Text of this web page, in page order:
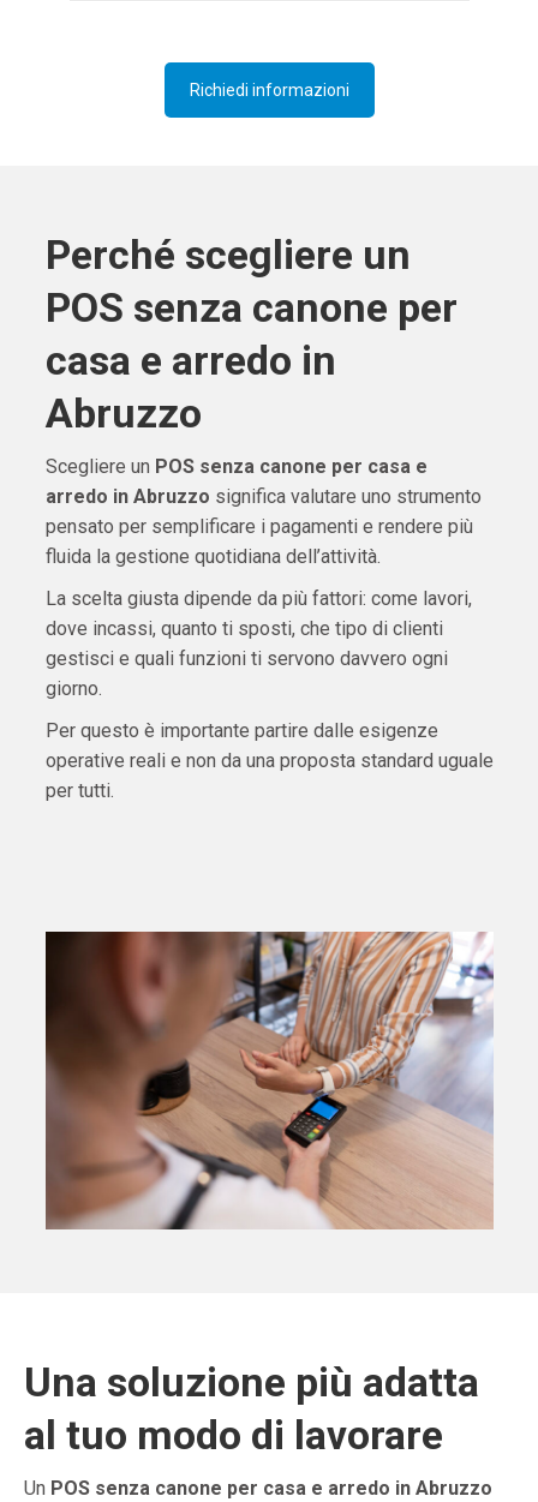
Richiedi informazioni
Perché scegliere un
POS senza canone per
casa e arredo in
Abruzzo
Scegliere un POS senza canone per casa e
arredo in Abruzzo significa valutare uno strumento
pensato per semplificare i pagamenti e rendere più
fluida la gestione quotidiana dell’attività.
La scelta giusta dipende da più fattori: come lavori,
dove incassi, quanto ti sposti, che tipo di clienti
gestisci e quali funzioni ti servono davvero ogni
giorno.
Per questo è importante partire dalle esigenze
operative reali e non da una proposta standard uguale
per tutti.
Una soluzione più adatta
al tuo modo di lavorare
Un POS senza canone per casa e arredo in Abruzzo